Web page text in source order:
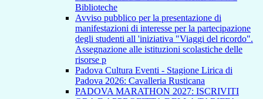
Biblioteche
Avviso pubblico per la presentazione di
manifestazioni di interesse per la partecipazione
degli studenti all 'iniziativa "Viaggi del ricordo".
Assegnazione alle istituzioni scolastiche delle
risorse p
Padova Cultura Eventi - Stagione Lirica di
Padova 2026: Cavalleria Rusticana
PADOVA MARATHON 2027: ISCRIVITI